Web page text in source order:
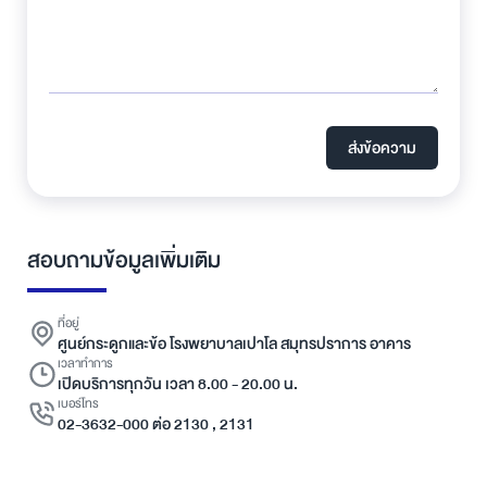
ส่งข้อความ
สอบถามข้อมูลเพิ่มเติม
ที่อยู่
ศูนย์กระดูกและข้อ โรงพยาบาลเปาโล สมุทรปราการ อาคาร
เวลาทำการ
เปิดบริการทุกวัน เวลา 8.00 - 20.00 น.
เบอร์โทร
02-3632-000 ต่อ 2130 , 2131